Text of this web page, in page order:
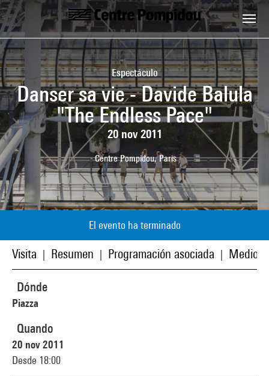
Skip to main content
Centre Pompidou
Espectáculo
Danser sa vie - Davide Balula
"The Endless Pace"
20 nov 2011
Centre Pompidou, Paris
El evento ha terminado
Visita Resumen Programación asociada Medios
Dónde
Piazza
Quando
20 nov 2011
Desde 18:00